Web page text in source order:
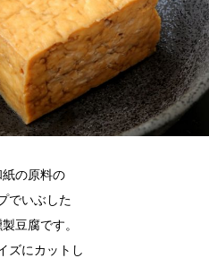
紙の原料の
でいぶした
豆腐です。
ズにカットし